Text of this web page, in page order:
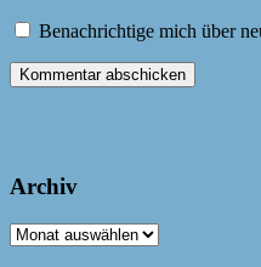
Benachrichtige mich über
Archiv
Archiv